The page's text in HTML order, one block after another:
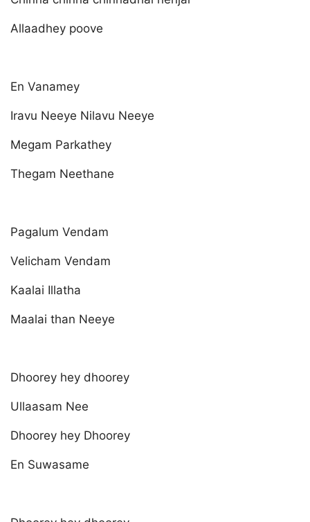
Allaadhey poove
En Vanamey
Iravu Neeye Nilavu Neeye
Megam Parkathey
Thegam Neethane
Pagalum Vendam
Velicham Vendam
Kaalai Illatha
Maalai than Neeye
Dhoorey hey dhoorey
Ullaasam Nee
Dhoorey hey Dhoorey
En Suwasame